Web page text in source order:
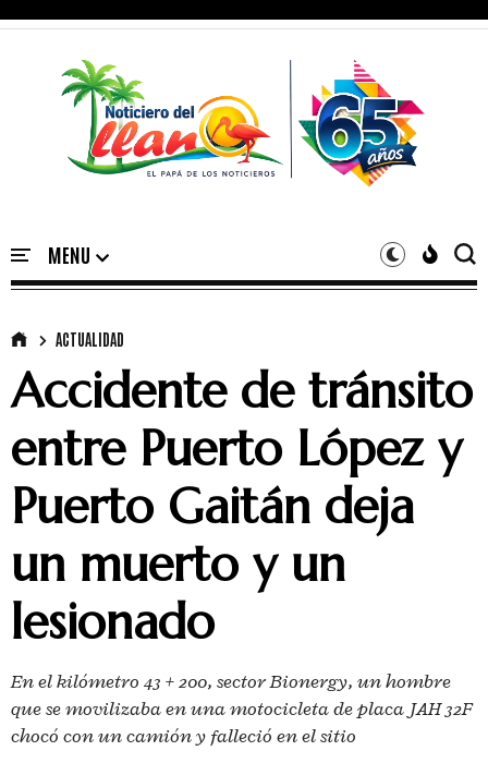
ACTUALIDAD
Accidente de tránsito
entre Puerto López y
Puerto Gaitán deja
un muerto y un
lesionado
En el kilómetro 43 + 200, sector Bionergy, un hombre
que se movilizaba en una motocicleta de placa JAH 32F
chocó con un camión y falleció en el sitio